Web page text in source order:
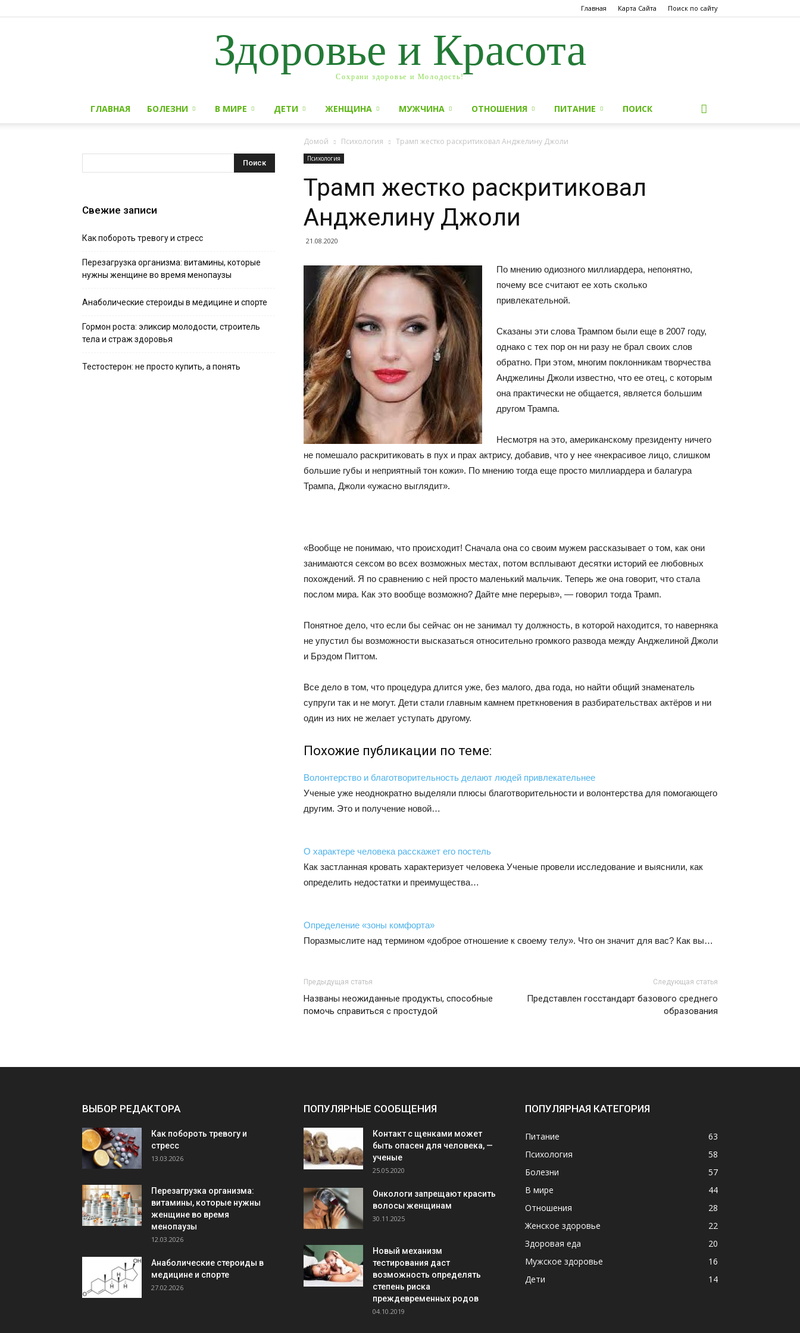
Главная Карта Сайта Поиск по сайту
Здоровье и Красота
Сохрани здоровье и Молодость!
ГЛАВНАЯ БОЛЕЗНИ В МИРЕ ДЕТИ ЖЕНЩИНА МУЖЧИНА ОТНОШЕНИЯ ПИТАНИЕ ПОИСК
Домой Психология Трамп жестко раскритиковал Анджелину Джоли
Психология
Трамп жестко раскритиковал
Анджелину Джоли
21.08.2020
По мнению одиозного миллиардера, непонятно,
почему все считают ее хоть сколько
привлекательной.
Сказаны эти слова Трампом были еще в 2007 году,
однако с тех пор он ни разу не брал своих слов
обратно. При этом, многим поклонникам творчества
Анджелины Джоли известно, что ее отец, с которым
она практически не общается, является большим
другом Трампа.
Несмотря на это, американскому президенту ничего
не помешало раскритиковать в пух и прах актрису, добавив, что у нее «некрасивое лицо, слишком
большие губы и неприятный тон кожи». По мнению тогда еще просто миллиардера и балагура
Трампа, Джоли «ужасно выглядит».
«Вообще не понимаю, что происходит! Сначала она со своим мужем рассказывает о том, как они
занимаются сексом во всех возможных местах, потом всплывают десятки историй ее любовных
похождений. Я по сравнению с ней просто маленький мальчик. Теперь же она говорит, что стала
послом мира. Как это вообще возможно? Дайте мне перерыв», — говорил тогда Трамп.
Понятное дело, что если бы сейчас он не занимал ту должность, в которой находится, то наверняка
не упустил бы возможности высказаться относительно громкого развода между Анджелиной Джоли
и Брэдом Питтом.
Все дело в том, что процедура длится уже, без малого, два года, но найти общий знаменатель
супруги так и не могут. Дети стали главным камнем преткновения в разбирательствах актёров и ни
один из них не желает уступать другому.
Похожие публикации по теме:
Волонтерство и благотворительность делают людей привлекательнее
Ученые уже неоднократно выделяли плюсы благотворительности и волонтерства для помогающего
другим. Это и получение новой…
О характере человека расскажет его постель
Как застланная кровать характеризует человека Ученые провели исследование и выяснили, как
определить недостатки и преимущества…
Определение «зоны комфорта»
Поразмыслите над термином «доброе отношение к своему телу». Что он значит для вас? Как вы…
Предыдущая статья
Названы неожиданные продукты, способные
помочь справиться с простудой
Следующая статья
Представлен госстандарт базового среднего
образования
Свежие записи
Как побороть тревогу и стресс
Перезагрузка организма: витамины, которые
нужны женщине во время менопаузы
Анаболические стероиды в медицине и спорте
Гормон роста: эликсир молодости, строитель
тела и страж здоровья
Тестостерон: не просто купить, а понять
ВЫБОР РЕДАКТОРА
Как побороть тревогу и
стресс
13.03.2026
Перезагрузка организма:
витамины, которые нужны
женщине во время
менопаузы
12.03.2026
Анаболические стероиды в
медицине и спорте
27.02.2026
ПОПУЛЯРНЫЕ СООБЩЕНИЯ
Контакт с щенками может
быть опасен для человека, —
ученые
25.05.2020
Онкологи запрещают красить
волосы женщинам
30.11.2025
Новый механизм
тестирования даст
возможность определять
степень риска
преждевременных родов
04.10.2019
ПОПУЛЯРНАЯ КАТЕГОРИЯ
Питание
63
Психология
58
Болезни
57
В мире
44
Отношения
28
Женское здоровье
22
Здоровая еда
20
Мужское здоровье
16
Дети
14